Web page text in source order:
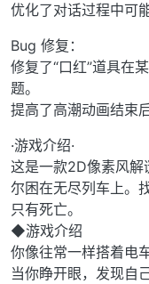
优化了对话过程中可
Bug 修复：
修复了“口红”道具在
题。
提高了高潮动画结束
·游戏介绍·
这是一款2D像素风解
尔困在无尽列车上。
只有死亡。
◆游戏介绍
你像往常一样搭着电
当你睁开眼，发现自